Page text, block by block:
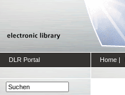
DLR Portal Home |